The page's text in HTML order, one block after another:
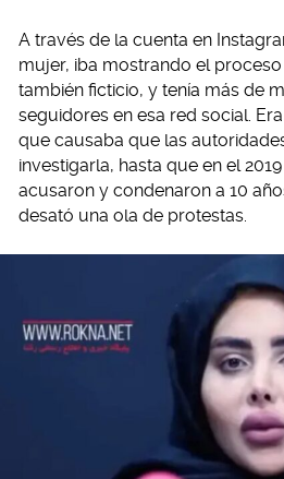
A través de la cuenta en
mujer, iba mostrando el
también ficticio, y tenía más de
seguidores en esa red social.
que causaba que las
investigarla, hasta que en el
acusaron y condenaron a 10
desató una ola de protestas.